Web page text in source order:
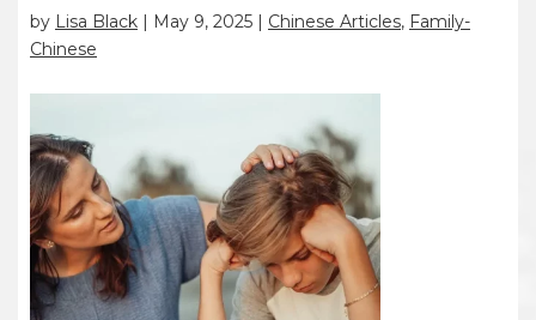
by Lisa Black | May 9, 2025 | Chinese Articles, Family-
Chinese